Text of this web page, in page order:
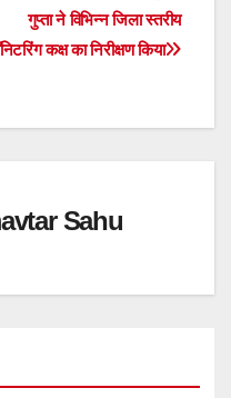
गुप्ता ने विभिन्न जिला स्तरीय
कक्ष का निरीक्षण किया
Sahu